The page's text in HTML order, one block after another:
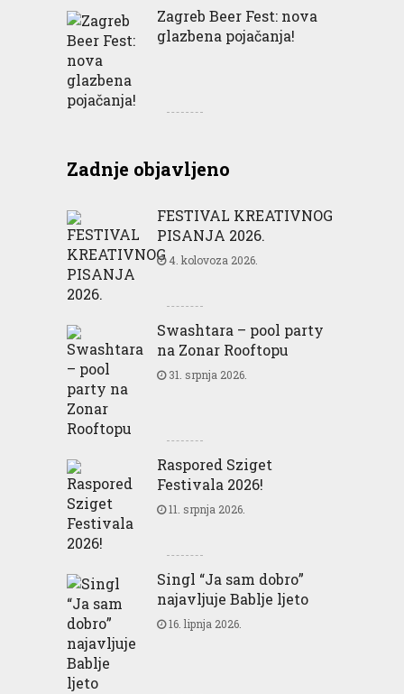
Zagreb Beer Fest: nova
glazbena pojačanja!
Zadnje objavljeno
FESTIVAL KREATIVNOG
PISANJA 2026.
4. kolovoza 2026.
Swashtara – pool party
na Zonar Rooftopu
31. srpnja 2026.
Raspored Sziget
Festivala 2026!
11. srpnja 2026.
Singl “Ja sam dobro”
najavljuje Bablje ljeto
16. lipnja 2026.